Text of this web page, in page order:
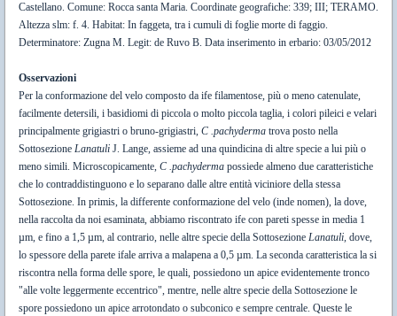
Castellano. Comune: Rocca santa Maria. Coordinate geografiche: 339; III; TERAMO.
Altezza slm: f. 4. Habitat: In faggeta, tra i cumuli di foglie morte di faggio.
Determinatore: Zugna M. Legit: de Ruvo B. Data inserimento in erbario: 03/05/2012
Osservazioni
Per la conformazione del velo composto da ife filamentose, più o meno catenulate,
facilmente detersili, i basidiomi di piccola o molto piccola taglia, i colori pileici e velari
principalmente grigiastri o bruno-grigiastri, C .pachyderma trova posto nella
Sottosezione Lanatuli J. Lange, assieme ad una quindicina di altre specie a lui più o
meno simili. Microscopicamente, C .pachyderma possiede almeno due caratteristiche
che lo contraddistinguono e lo separano dalle altre entità viciniore della stessa
Sottosezione. In primis, la differente conformazione del velo (inde nomen), la dove,
nella raccolta da noi esaminata, abbiamo riscontrato ife con pareti spesse in media 1
µm, e fino a 1,5 µm, al contrario, nelle altre specie della Sottosezione Lanatuli, dove,
lo spessore della parete ifale arriva a malapena a 0,5 µm. La seconda caratteristica la si
riscontra nella forma delle spore, le quali, possiedono un apice evidentemente tronco
"alle volte leggermente eccentrico", mentre, nelle altre specie della Sottosezione le
spore possiedono un apice arrotondato o subconico e sempre centrale. Queste le